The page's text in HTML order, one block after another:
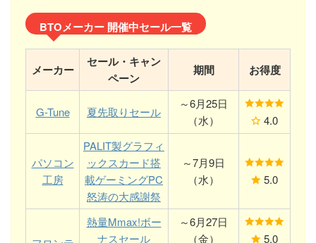
BTOメーカー 開催中セール一覧
メーカー
セール・キャン
ペーン
期間 お得度
G-Tune 夏先取りセール
～6月25日
（水）
4.0
パソコン
工房
PALIT製グラフィ
ックスカード搭
載ゲーミングPC
怒涛の大感謝祭
～7月9日
（水）
5.0
熱量Mmax!ボー
ナスセール
～6月27日
（金）
5.0